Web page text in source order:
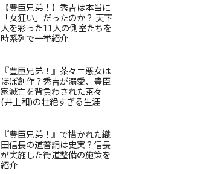
【豊臣兄弟！】秀吉は本当に
「女狂い」だったのか？ 天下
人を彩った11人の側室たちを
時系列で一挙紹介
『豊臣兄弟！』茶々＝悪女は
ほぼ創作？秀吉が溺愛、豊臣
家滅亡を背負わされた茶々
(井上和)の壮絶すぎる生涯
『豊臣兄弟！』で描かれた織
田信長の道普請は史実？信長
が実施した街道整備の施策を
紹介